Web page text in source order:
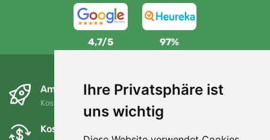
Ihre Privatsphäre ist
uns wichtig
4,7/5 97%
Am nächsten Tag und kostenlos
Kostenloser Versand für Bestellungen über 80 EUR
Kostenloser Umtausch und Rückgabe